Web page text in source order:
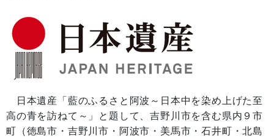
日本遺産「藍のふるさと阿波～日本中を染め上げた至
高の青を訪ねて～」と題して、吉野川市を含む県内９市
町（徳島市・吉野川市・阿波市・美馬市・石井町・北島